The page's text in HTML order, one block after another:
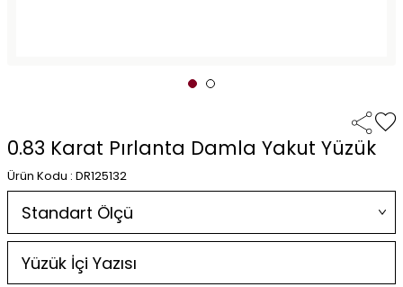
0.83 Karat Pırlanta Damla Yakut Yüzük
Ürün Kodu : DR125132